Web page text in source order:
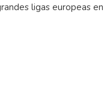
ligas europeas en